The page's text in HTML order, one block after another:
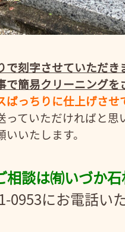
で刻字させていただき
で簡易クリーニングを
ばっちりに仕上げさせ
っていただければと思
いたします。
相談は㈲いづか
0953にお電話い